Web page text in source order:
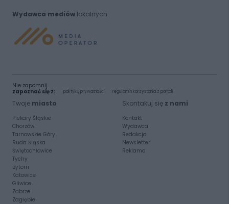
Wydawca mediówlokalnych
Nie zapomnij
zapoznać się z:
polityką prywatności regulamin korzystania z portali
Twoje miasto
Piekary Śląskie
Chorzów
Tarnowskie Góry
Ruda Śląska
Świętochłowice
Tychy
Bytom
Katowice
Gliwice
Zabrze
Zagłębie
Skontakuj się z nami
Kontakt
Wydawca
Redakcja
Newsletter
Reklama